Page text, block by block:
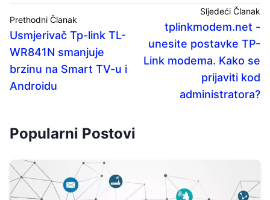
Prethodni Članak
Usmjerivač Tp-link TL-
WR841N smanjuje
brzinu na Smart TV-u i
Androidu
Sljedeći Članak
tplinkmodem.net -
unesite postavke TP-
Link modema. Kako se
prijaviti kod
administratora?
Popularni Postovi